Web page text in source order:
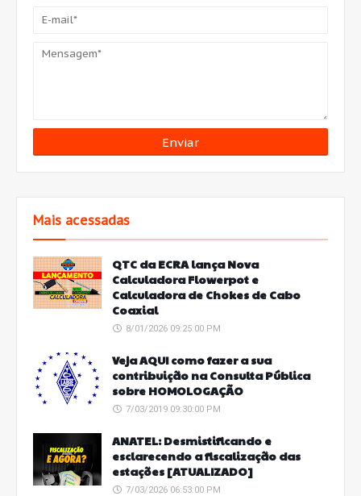
Mais acessadas
QTC da ECRA lança Nova
Calculadora Flowerpot e
Calculadora de Chokes de Cabo
Coaxial
8/01/2026 09:25:00 PM
Veja AQUI como fazer a sua
contribuição na Consulta Pública
sobre HOMOLOGAÇÃO
7/03/2019 09:30:00 PM
ANATEL: Desmistificando e
esclarecendo a fiscalização das
estações [ATUALIZADO]
7/03/2026 06:53:00 PM